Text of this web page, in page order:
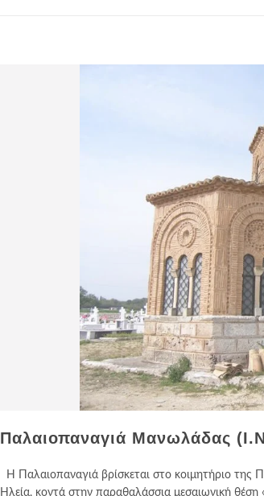
Παλαιοπαναγιά Μανωλάδας
Η Παλαιοπαναγιά βρίσκεται στο κοιμητήριο
Ηλεία, κοντά στην παραθαλάσσια μεσαιωνική